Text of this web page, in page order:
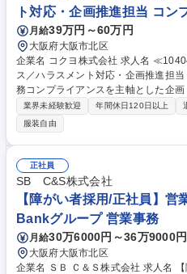
ト対応・企画推進担当 コン
月給39万円～60万円
大阪府大阪市北区
企業名 コクヨ株式会社 求人名 ≪104045≫【大阪】労務コンプライアン
ス／ハラスメント対応・企画推進担当 仕事の内容 HR戦略推進部にて、労
務コンプライアンスを主軸とした企
メント対応や労務トラブル対応に加
度化、教育・研修の企画実施などを通じて、社員が 安
くりを推進いただくポジションです
よび労働時間管理に関する教育・研
各種労務トラブルへの初動対応、関
の検討 ■労働関連法令や社内規程に基
連事務局の運営支援および再発防止
向けた施策立案、展開 募集職種 ≪104045≫【大阪】労務コンプライアン
ス／ハラスメント対応・企画推進担当
業界未経験歓迎 年間休日120日以上
服装自由
正社員
SB C&S株式会社
【障がい者採用/正社員】
Bankグループ 営業事務
月給30万6000円～36万9000円
大阪府大阪市北区
企業名 ＳＢ Ｃ＆Ｓ株式会社 求人名 【障がい者採用/正社員】営業サポー